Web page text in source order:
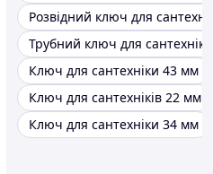
Розвідний ключ для
Трубний ключ для сантехніки
Ключ для сантехніки 43 мм
Ключ для сантехніків 22 мм
Ключ для сантехніки 34 мм